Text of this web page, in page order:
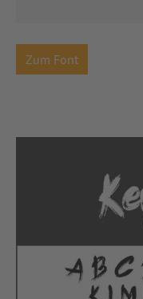
Zum Font